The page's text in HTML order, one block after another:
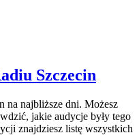
Szczecin
na najbliższe dni. Możesz
jakie audycje były tego
znajdziesz listę wszystkich